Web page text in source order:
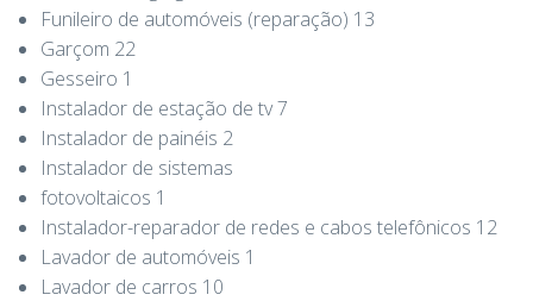
Funileiro de automóveis (reparação) 13
Garçom 22
Gesseiro 1
Instalador de estação de tv 7
Instalador de painéis 2
Instalador de sistemas
fotovoltaicos 1
Instalador-reparador de redes e cabos telefônicos 12
Lavador de automóveis 1
Lavador de carros 10